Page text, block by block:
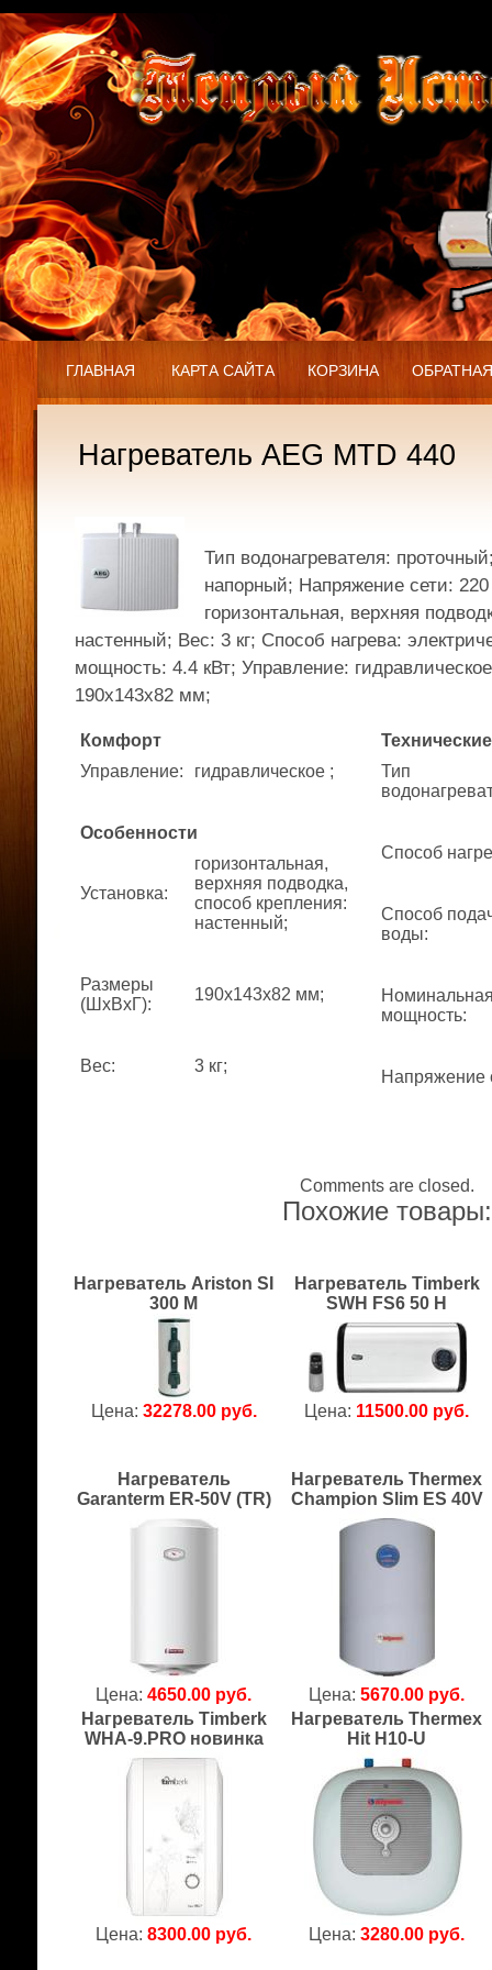
ГЛАВНАЯ КАРТА САЙТА КОРЗИНА
Нагреватель AEG MTD 440
Тип водонагревателя:
напорный; Напряжение сети:
горизонтальная, верхняя
настенный; Вес: 3 кг; Способ нагрева:
мощность: 4.4 кВт; Управление:
190x143x82 мм;
Комфорт
Управление: гидравлическое ;
Особенности
Установка:
горизонтальная,
верхняя подводка,
способ крепления:
настенный;
Размеры
(ШхВхГ):
190x143x82 мм;
Вес: 3 кг;
Тип
Способ
Способ
воды:
мощность:
Напряжение
Comments are closed.
Похожие товары:
Нагреватель Ariston SI
300 M
Цена: 32278.00 руб.
Нагреватель Timberk
SWH FS6 50 H
Цена: 11500.00 руб.
Нагреватель
Garanterm ER-50V (TR)
Цена:4650.00 руб.
Нагреватель Thermex
Champion Slim ES 40V
Цена:5670.00 руб.
Нагреватель Timberk
WHA-9.PRO новинка
Цена:8300.00 руб.
Нагреватель Thermex
Hit H10-U
Цена:3280.00 руб.